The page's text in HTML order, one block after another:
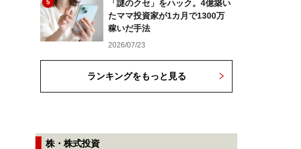
5
「謎のクセ」をハック。4億築い
たママ投資家が1カ月で1300万
稼いだ手法
2026/07/23
ランキングをもっと見る
株・株式投資